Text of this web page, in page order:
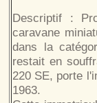
Descriptif :
caravane
dans la
restait en
220 SE, porte
1963.